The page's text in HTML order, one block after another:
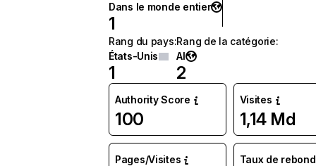
Dans le monde entier
1
Rang du pays:
États-Unis
1
Rang de la catégorie:
AI
2
Authority Score
100
Visites
1,14 Md
Pages/Visites Taux de rebond